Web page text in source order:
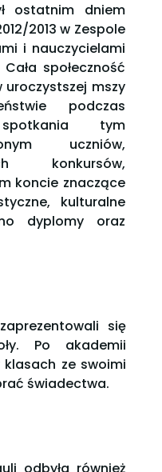
ostatnim dniem
2013 w Zespole
i nauczycielami
społeczność
uroczystszej mszy
podczas
spotkania tym
uczniów,
konkursów,
koncie znaczące
kulturalne
dyplomy oraz
się
Po akademii
klasach ze swoimi
świadectwa.